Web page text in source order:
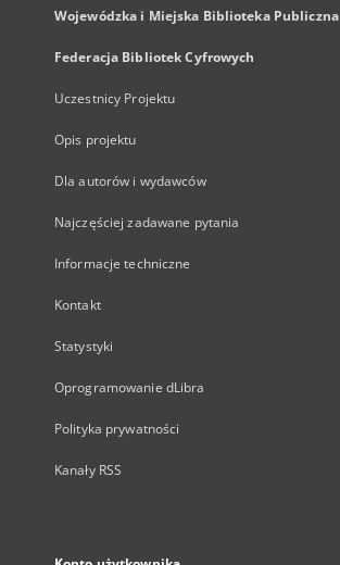
Wojewódzka i Miejska Biblioteka Publiczna
Federacja Bibliotek Cyfrowych
Uczestnicy Projektu
Opis projektu
Dla autorów i wydawców
Najczęściej zadawane pytania
Informacje techniczne
Kontakt
Statystyki
Oprogramowanie dLibra
Polityka prywatności
Kanały RSS